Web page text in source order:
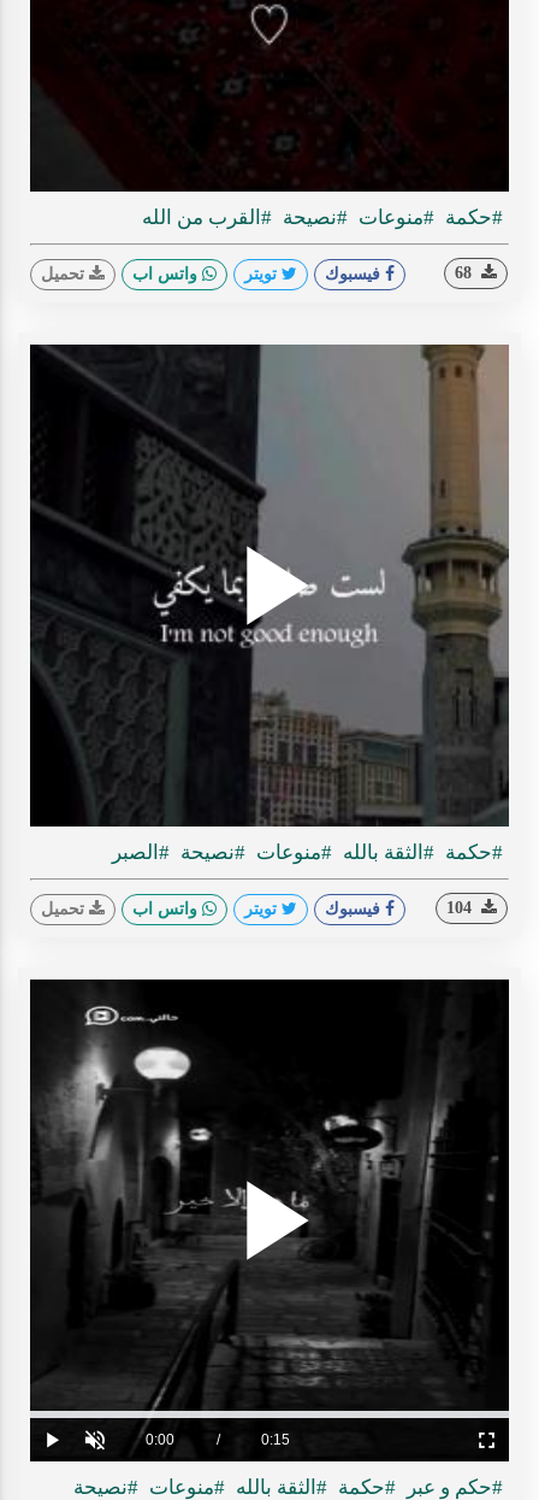
#حكمة #منوعات #نصيحة #القرب من الله
فيسبوك تويتر واتس اب تحميل
Play
#حكمة #الثقة بالله #منوعات #نصيحة #الصبر
فيسبوك تويتر واتس اب تحميل
Play
Play Unmute Current
Time
0:00 / Duration
0:15
Loaded:
0%
Progress:
0%
Fullscreen
#حكم و عبر #حكمة #الثقة بالله #منوعات #نصيحة